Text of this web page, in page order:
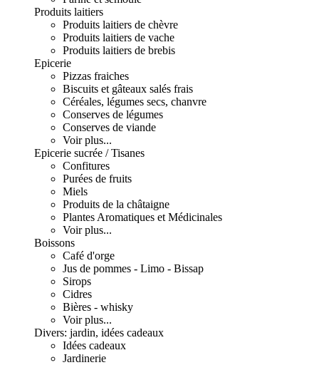
Produits laitiers
Produits laitiers de chèvre
Produits laitiers de vache
Produits laitiers de brebis
Epicerie
Pizzas fraiches
Biscuits et gâteaux salés frais
Céréales, légumes secs, chanvre
Conserves de légumes
Conserves de viande
Voir plus...
Epicerie sucrée / Tisanes
Confitures
Purées de fruits
Miels
Produits de la châtaigne
Plantes Aromatiques et Médicinales
Voir plus...
Boissons
Café d'orge
Jus de pommes - Limo - Bissap
Sirops
Cidres
Bières - whisky
Voir plus...
Divers: jardin, idées cadeaux
Idées cadeaux
Jardinerie